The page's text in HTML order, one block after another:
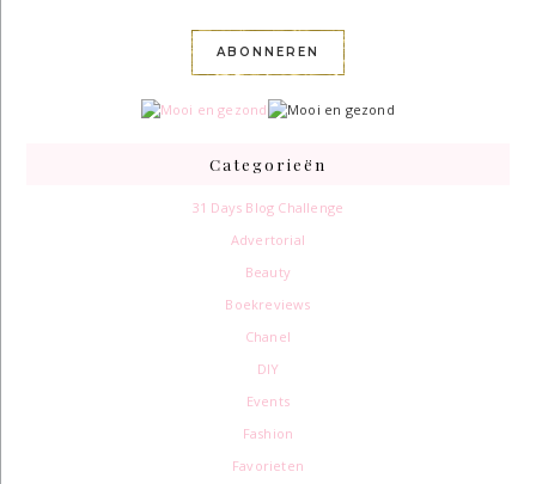
ABONNEREN
Categorieën
31 Days Blog Challenge
Advertorial
Beauty
Boekreviews
Chanel
DIY
Events
Fashion
Favorieten